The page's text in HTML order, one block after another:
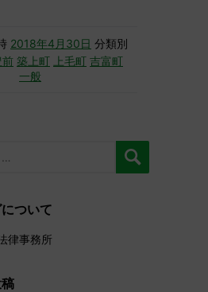
2018年4月30日 分類別
前 築上町 上毛町 吉富町
一般
ついて
律事務所